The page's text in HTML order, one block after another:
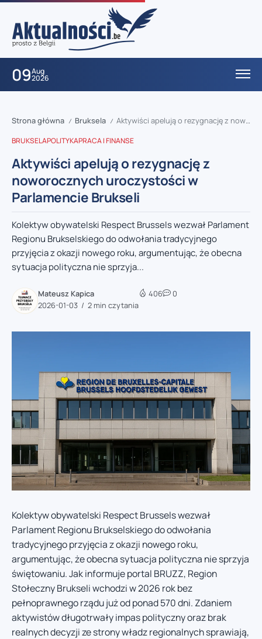
09Aug
2026
Strona główna / Bruksela / Aktywiści apelują o rezygnację z noworocznych uroczystości w Parlamencie Brukseli
BRUKSELAPOLITYKAPRACA I FINANSE
Aktywiści apelują o rezygnację z
noworocznych uroczystości w
Parlamencie Brukseli
Kolektyw obywatelski Respect Brussels wezwał Parlament
Regionu Brukselskiego do odwołania tradycyjnego
przyjęcia z okazji nowego roku, argumentując, że obecna
sytuacja polityczna nie sprzyja...
Mateusz Kapica
2026-01-03
2 min czytania
406 0
Kolektyw obywatelski Respect Brussels wezwał
Parlament Regionu Brukselskiego do odwołania
tradycyjnego przyjęcia z okazji nowego roku,
argumentując, że obecna sytuacja polityczna nie sprzyja
świętowaniu. Jak informuje portal BRUZZ, Region
Stołeczny Brukseli wchodzi w 2026 rok bez
pełnoprawnego rządu już od ponad 570 dni. Zdaniem
aktywistów długotrwały impas polityczny oraz brak
realnych decyzji ze strony władz regionalnych sprawiają,